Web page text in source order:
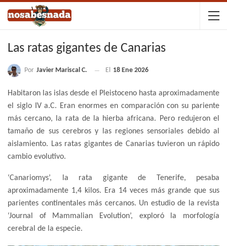
Las ratas gigantes de Canarias
Por Javier Mariscal C. El 18 Ene 2026
Habitaron las islas desde el Pleistoceno hasta aproximadamente
el siglo IV a.C. Eran enormes en comparación con su pariente
más cercano, la rata de la hierba africana. Pero redujeron el
tamaño de sus cerebros y las regiones sensoriales debido al
aislamiento. Las ratas gigantes de Canarias tuvieron un rápido
cambio evolutivo.
‘Canariomys’, la rata gigante de Tenerife, pesaba
aproximadamente 1,4 kilos. Era 14 veces más grande que sus
parientes continentales más cercanos. Un estudio de la revista
‘Journal of Mammalian Evolution’, exploró la morfología
cerebral de la especie.